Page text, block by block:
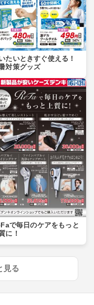
たいときすぐ使える！
対策グッズ
で毎日のケアをもっと
に！
見る